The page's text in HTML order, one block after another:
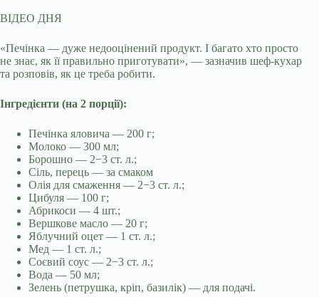
ВІДЕО ДНЯ
«Печінка — дуже недооцінений продукт. І багато хто просто
не знає, як її правильно приготувати», — зазначив шеф-кухар
та розповів, як це треба робити.
Інгредієнти (на 2 порції):
Печінка яловича — 200 г;
Молоко — 300 мл;
Борошно — 2−3 ст. л.;
Сіль, перець — за смаком
Олія для смаження — 2−3 ст. л.;
Цибуля — 100 г;
Абрикоси — 4 шт.;
Вершкове масло — 20 г;
Яблучний оцет — 1 ст. л.;
Мед — 1 ст. л.;
Соєвий соус — 2−3 ст. л.;
Вода — 50 мл;
Зелень (петрушка, кріп, базилік) — для подачі.